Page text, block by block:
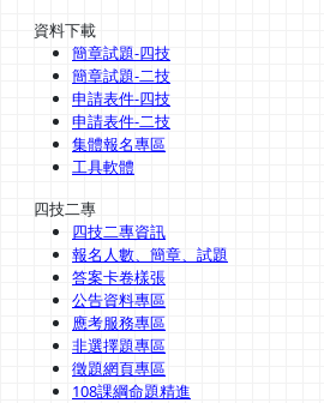
資料下載
簡章試題-四技
簡章試題-二技
申請表件-四技
申請表件-二技
集體報名專區
工具軟體
四技二專
四技二專資訊
報名人數、簡章、試題
答案卡卷樣張
公告資料專區
應考服務專區
非選擇題專區
徵題網頁專區
108課綱命題精進